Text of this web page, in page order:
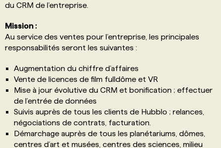
du CRM de l’entreprise.
Mission :
Au service des ventes pour l’entreprise, les principales
responsabilités seront les suivantes :
Augmentation du chiffre d’affaires
Vente de licences de film fulldôme et VR
Mise à jour évolutive du CRM et bonification ; effectuer
de l’entrée de données
Suivis auprès de tous les clients de Hubblo ; relances,
négociations de contrats, facturation.
Démarchage auprès de tous les planétariums, dômes,
centres d’art et musées, centres des sciences, milieu